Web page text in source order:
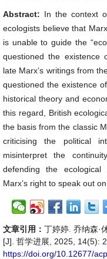
Abstract: In the context
ecologists believe that
is unable to guide the
questioned the existence
late Marx’s writings from
questioned the existence
historical theory and
this regard, British
the basis from the classic
criticising the political
misinterpret the
defending the
Marx’s right to speak out
文章引用： 丁婷婷. 乔纳森·
[J]. 哲学进展, 2025, 14(5):
https://doi.org/10.12677/